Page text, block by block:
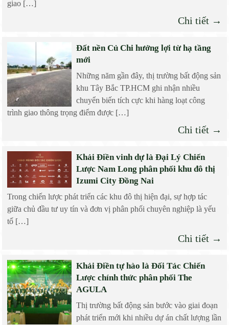
giao […]
Chi tiết →
Đất nền Củ Chi hưởng lợi từ hạ tầng
mới
Những năm gần đây, thị trường bất động sản
khu Tây Bắc TP.HCM ghi nhận nhiều
chuyển biến tích cực khi hàng loạt công
trình giao thông trọng điểm được […]
Chi tiết →
Khải Điền vinh dự là Đại Lý Chiến
Lược Nam Long phân phối khu đô thị
Izumi City Đồng Nai
Trong chiến lược phát triển các khu đô thị hiện đại, sự hợp tác
giữa chủ đầu tư uy tín và đơn vị phân phối chuyên nghiệp là yếu
tố […]
Chi tiết →
Khải Điền tự hào là Đối Tác Chiến
Lược chính thức phân phối The
AGULA
Thị trường bất động sản bước vào giai đoạn
phát triển mới khi nhiều dự án chất lượng lần